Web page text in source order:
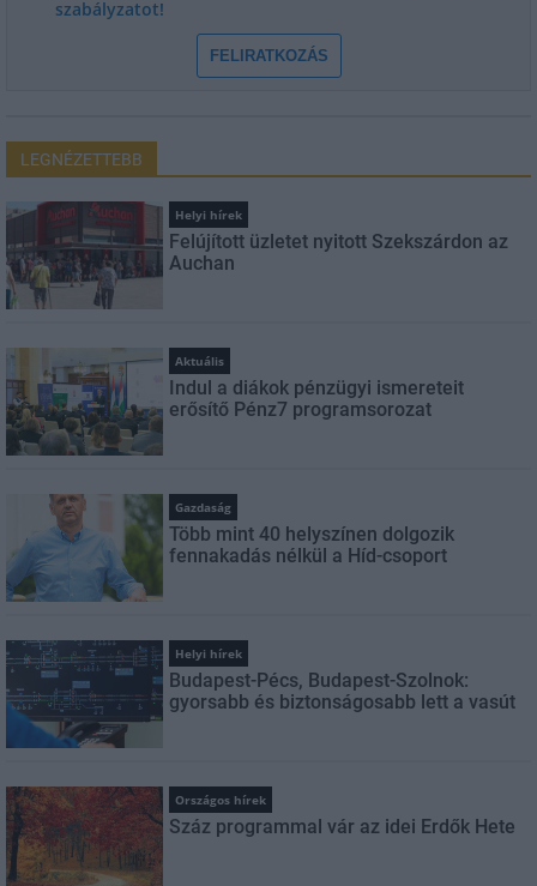
szabályzatot!
FELIRATKOZÁS
LEGNÉZETTEBB
Helyi hírek
Felújított üzletet nyitott Szekszárdon az
Auchan
Aktuális
Indul a diákok pénzügyi ismereteit
erősítő Pénz7 programsorozat
Gazdaság
Több mint 40 helyszínen dolgozik
fennakadás nélkül a Híd-csoport
Helyi hírek
Budapest-Pécs, Budapest-Szolnok:
gyorsabb és biztonságosabb lett a vasút
Országos hírek
Száz programmal vár az idei Erdők Hete